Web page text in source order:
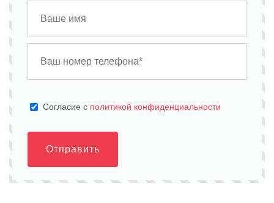
Cогласие с политикой конфиденциальности
Отправить